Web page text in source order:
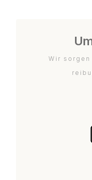
Wir sorgen